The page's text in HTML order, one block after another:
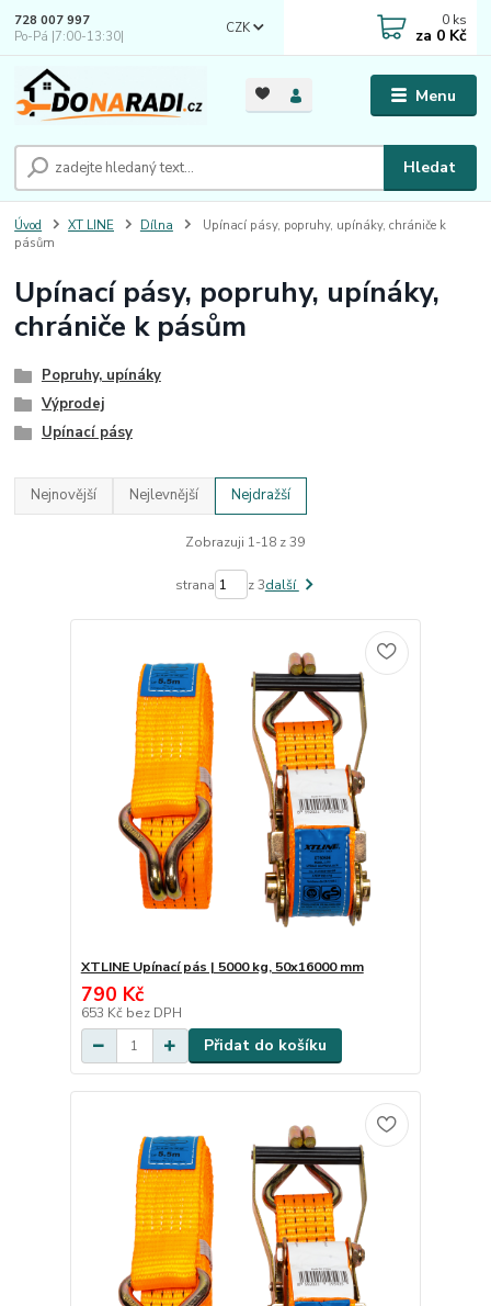
Menu
CZK
Hledat
728 007 997
Po-Pá |7:00-13:30|
0 ks
za 0 Kč
Úvod XT LINE Dílna
Upínací pásy, popruhy, upínáky, chrániče k
pásům
Upínací pásy, popruhy, upínáky,
chrániče k pásům
Popruhy, upínáky
Výprodej
Upínací pásy
Nejnovější Nejlevnější Nejdražší
Zobrazuji 1-18 z 39
strana z 3další
XTLINE Upínací pás | 5000 kg, 50x16000 mm
790 Kč
653 Kč bez DPH
Přidat do košíku